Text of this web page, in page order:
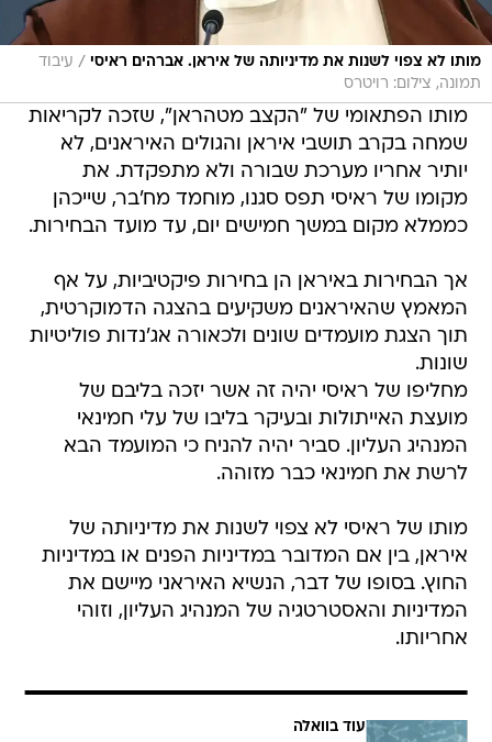
מותו לא צפוי לשנות את מדיניותה של איראן. אברהים ראיסי / עיבוד
תמונה, צילום: רויטרס
מותו הפתאומי של "הקצב מטהראן", שזכה לקריאות
שמחה בקרב תושבי איראן והגולים האיראנים, לא
יותיר אחריו מערכת שבורה ולא מתפקדת. את
מקומו של ראיסי תפס סגנו, מוחמד מח'בר, שייכהן
כממלא מקום במשך חמישים יום, עד מועד הבחירות.
אך הבחירות באיראן הן בחירות פיקטיביות, על אף
המאמץ שהאיראנים משקיעים בהצגה הדמוקרטית,
תוך הצגת מועמדים שונים ולכאורה אג'נדות פוליטיות
שונות.
מחליפו של ראיסי יהיה זה אשר יזכה בליבם של
מועצת האייתולות ובעיקר בליבו של עלי חמינאי
המנהיג העליון. סביר יהיה להניח כי המועמד הבא
לרשת את חמינאי כבר מזוהה.
מותו של ראיסי לא צפוי לשנות את מדיניותה של
איראן, בין אם המדובר במדיניות הפנים או במדיניות
החוץ. בסופו של דבר, הנשיא האיראני מיישם את
המדיניות והאסטרטגיה של המנהיג העליון, וזוהי
אחריותו.
עוד בוואלה